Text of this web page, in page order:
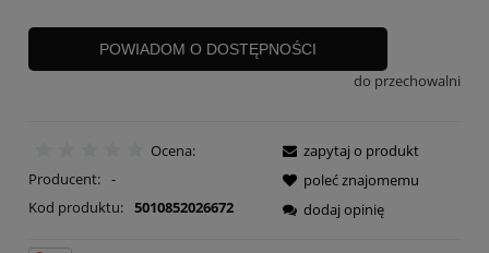
POWIADOM O DOSTĘPNOŚCI
do przechowalni
Ocena:
Producent: -
Kod produktu: 5010852026672
zapytaj o produkt
poleć znajomemu
dodaj opinię